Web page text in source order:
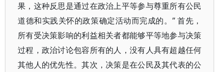
果，这种反思是通过在政治上平等参与尊重所有公民
道德和实践关怀的政策确定活动而完成的。” 首先，
所有受决策影响的利益相关者都能够平等地参与决策
过程，政治讨论包容所有的人，没有人具有超越任何
其他人的优先性。其次，决策是在公民及其代表的公